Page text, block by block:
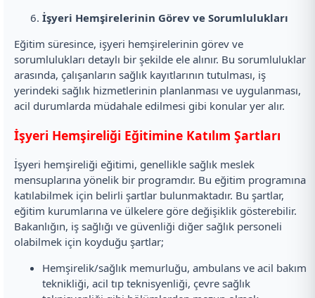
İşyeri Hemşirelerinin Görev ve Sorumlulukları
Eğitim süresince, işyeri hemşirelerinin görev ve
sorumlulukları detaylı bir şekilde ele alınır. Bu sorumluluklar
arasında, çalışanların sağlık kayıtlarının tutulması, iş
yerindeki sağlık hizmetlerinin planlanması ve uygulanması,
acil durumlarda müdahale edilmesi gibi konular yer alır.
İşyeri Hemşireliği Eğitimine Katılım Şartları
İşyeri hemşireliği eğitimi, genellikle sağlık meslek
mensuplarına yönelik bir programdır. Bu eğitim programına
katılabilmek için belirli şartlar bulunmaktadır. Bu şartlar,
eğitim kurumlarına ve ülkelere göre değişiklik gösterebilir.
Bakanlığın, iş sağlığı ve güvenliği diğer sağlık personeli
olabilmek için koyduğu şartlar;
Hemşirelik/sağlık memurluğu, ambulans ve acil bakım
teknikliği, acil tıp teknisyenliği, çevre sağlık